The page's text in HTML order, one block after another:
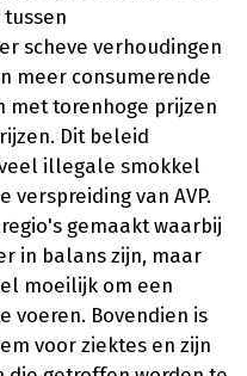
scheve verhoudingen
meer consumerende
met torenhoge prijzen
Dit beleid
illegale smokkel
van AVP.
gemaakt waarbij
in balans zijn, maar
moeilijk om een
voeren. Bovendien is
voor ziektes en zijn